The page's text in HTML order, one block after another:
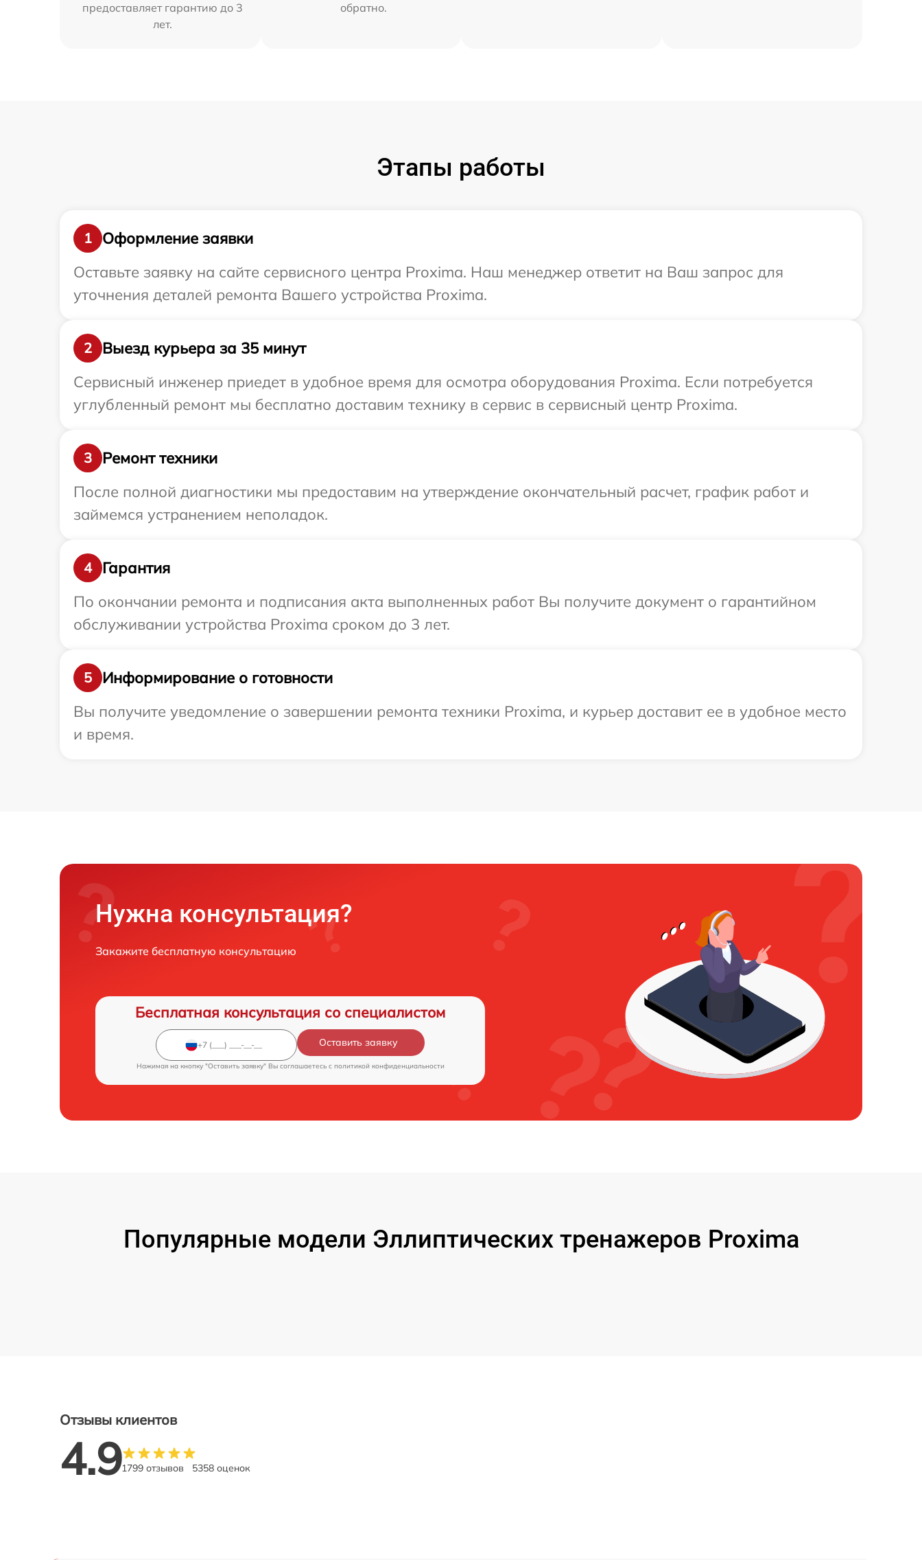
предоставляет гарантию до 3
лет.
обратно.
Этапы работы
1
Оформление заявки
Оставьте заявку на сайте сервисного центра Proxima. Наш менеджер ответит на Ваш запрос для
уточнения деталей ремонта Вашего устройства Proxima.
2
Выезд курьера за 35 минут
Сервисный инженер приедет в удобное время для осмотра оборудования Proxima. Если потребуется
углубленный ремонт мы бесплатно доставим технику в сервис в сервисный центр Proxima.
3
Ремонт техники
После полной диагностики мы предоставим на утверждение окончательный расчет, график работ и
займемся устранением неполадок.
4
Гарантия
По окончании ремонта и подписания акта выполненных работ Вы получите документ о гарантийном
обслуживании устройства Proxima сроком до 3 лет.
5
Информирование о готовности
Вы получите уведомление о завершении ремонта техники Proxima, и курьер доставит ее в удобное место
и время.
Нужна консультация?
Закажите бесплатную консультацию
Бесплатная консультация со специалистом
Оставить заявку
Нажимая на кнопку "Оставить заявку" Вы соглашаетесь c политикой конфиденциальности
Популярные модели Эллиптических тренажеров Proxima
Отзывы клиентов
4.91799 отзывов 5358 оценок